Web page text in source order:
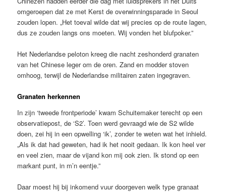
omgeroepen dat ze met Kerst de overwinningsparade in Seoul
zouden lopen. „Het toeval wilde dat wij precies op de route lagen,
dus ze zouden langs ons moeten. Wij vonden het blufpoker.”
Het Nederlandse peloton kreeg die nacht zeshonderd granaten
van het Chinese leger om de oren. Zand en modder stoven
omhoog, terwijl de Nederlandse militairen zaten ingegraven.
Granaten herkennen
In zijn ‘tweede frontperiode’ kwam Schuitemaker terecht op een
observatiepost, de ‘S2’. Toen werd gevraagd wie de S2 wilde
doen, zei hij in een opwelling ‘ik’, zonder te weten wat het inhield.
„Als ik dat had geweten, had ik het nooit gedaan. Ik kon heel ver
en veel zien, maar de vijand kon mij ook zien. Ik stond op een
markant punt, in m’n eentje.”
Daar moest hij bij inkomend vuur doorgeven welk type granaat